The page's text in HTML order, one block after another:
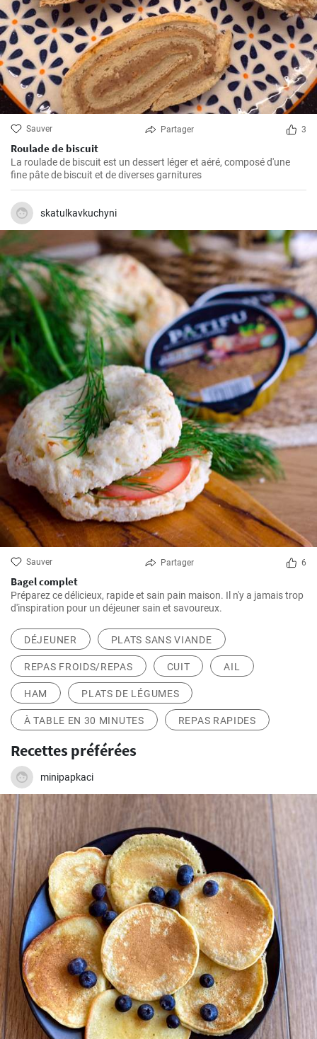
Sauver Partager 3
Roulade de biscuit
La roulade de biscuit est un dessert léger et aéré, composé d'une
fine pâte de biscuit et de diverses garnitures
skatulkavkuchyni
Sauver Partager 6
Bagel complet
Préparez ce délicieux, rapide et sain pain maison. Il n'y a jamais trop
d'inspiration pour un déjeuner sain et savoureux.
DÉJEUNER PLATS SANS VIANDE
REPAS FROIDS/REPAS CUIT AIL
HAM PLATS DE LÉGUMES
À TABLE EN 30 MINUTES REPAS RAPIDES
Recettes préférées
minipapkaci